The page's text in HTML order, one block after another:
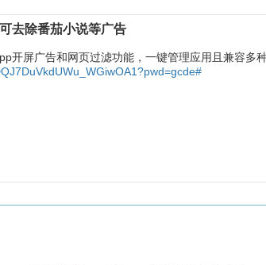
去除番茄小说等广告
开屏广告和网页过滤功能，一键管理应用且兼容多